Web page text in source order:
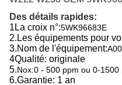
Des détails rapides:
1La croix n°:5WK96683E
2. Les équipements pour
3.Nom de l'équipement:
4Qualité: originale
5.Nox:0 - 500 ppm ou 0-1500
6.Garantie: 1 an